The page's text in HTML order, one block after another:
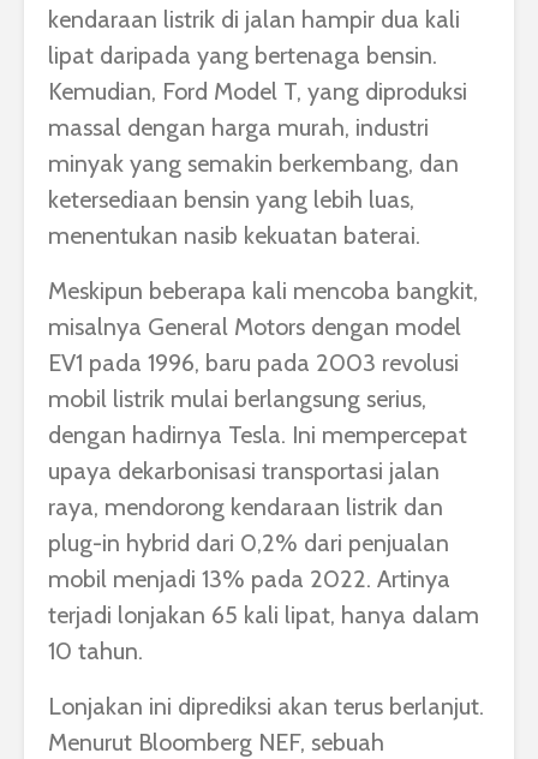
kendaraan listrik di jalan hampir dua kali
lipat daripada yang bertenaga bensin.
Kemudian, Ford Model T, yang diproduksi
massal dengan harga murah, industri
minyak yang semakin berkembang, dan
ketersediaan bensin yang lebih luas,
menentukan nasib kekuatan baterai.
Meskipun beberapa kali mencoba bangkit,
misalnya General Motors dengan model
EV1 pada 1996, baru pada 2003 revolusi
mobil listrik mulai berlangsung serius,
dengan hadirnya Tesla. Ini mempercepat
upaya dekarbonisasi transportasi jalan
raya, mendorong kendaraan listrik dan
plug-in hybrid dari 0,2% dari penjualan
mobil menjadi 13% pada 2022. Artinya
terjadi lonjakan 65 kali lipat, hanya dalam
10 tahun.
Lonjakan ini diprediksi akan terus berlanjut.
Menurut Bloomberg NEF, sebuah